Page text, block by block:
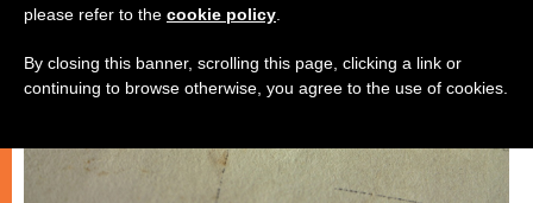
please refer to the cookie policy
By closing this banner, scrolling this page, clicking a link or
continuing to browse otherwise, you agree to the use of cookies.